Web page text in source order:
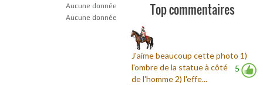
Aucune donnée
Aucune donnée
Top commentaires
5
J'aime beaucoup cette photo 1)
l'ombre de la statue à côté
de l'homme 2) l'effe...